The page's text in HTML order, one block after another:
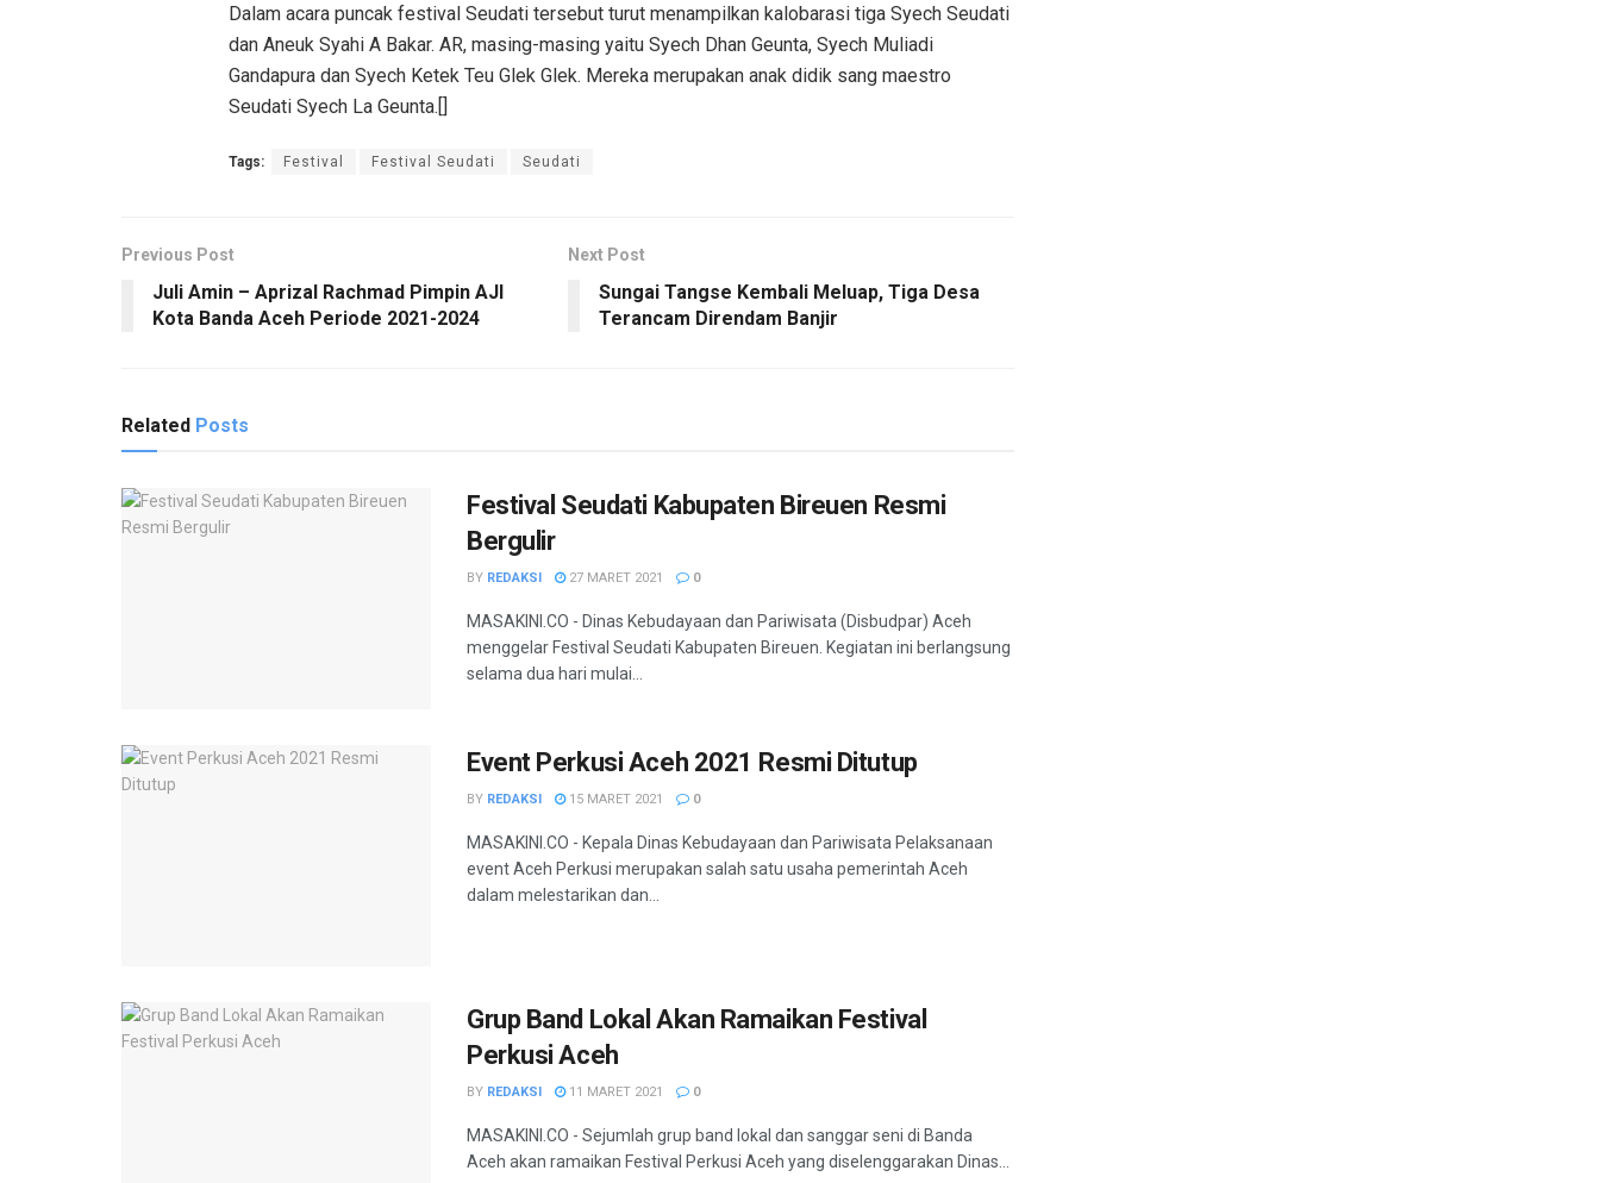
Dalam acara puncak festival Seudati tersebut turut menampilkan kalobarasi tiga Syech Seudati
dan Aneuk Syahi A Bakar. AR, masing-masing yaitu Syech Dhan Geunta, Syech Muliadi
Gandapura dan Syech Ketek Teu Glek Glek. Mereka merupakan anak didik sang maestro
Seudati Syech La Geunta.[]
Tags: Festival Festival Seudati Seudati
Previous Post
Juli Amin – Aprizal Rachmad Pimpin AJI
Kota Banda Aceh Periode 2021-2024
Next Post
Sungai Tangse Kembali Meluap, Tiga Desa
Terancam Direndam Banjir
Related Posts
Festival Seudati Kabupaten Bireuen Resmi
Bergulir
BY REDAKSI 27 MARET 2021 0
MASAKINI.CO - Dinas Kebudayaan dan Pariwisata (Disbudpar) Aceh
menggelar Festival Seudati Kabupaten Bireuen. Kegiatan ini berlangsung
selama dua hari mulai...
Event Perkusi Aceh 2021 Resmi Ditutup
BY REDAKSI 15 MARET 2021 0
MASAKINI.CO - Kepala Dinas Kebudayaan dan Pariwisata Pelaksanaan
event Aceh Perkusi merupakan salah satu usaha pemerintah Aceh
dalam melestarikan dan...
Grup Band Lokal Akan Ramaikan Festival
Perkusi Aceh
BY REDAKSI 11 MARET 2021 0
MASAKINI.CO - Sejumlah grup band lokal dan sanggar seni di Banda
Aceh akan ramaikan Festival Perkusi Aceh yang diselenggarakan Dinas...